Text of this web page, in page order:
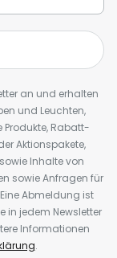
an und erhalten
und Leuchten,
Rabatt-
Aktionspakete,
Inhalte von
sowie Anfragen für
Abmeldung ist
in jedem Newsletter
Informationen
.